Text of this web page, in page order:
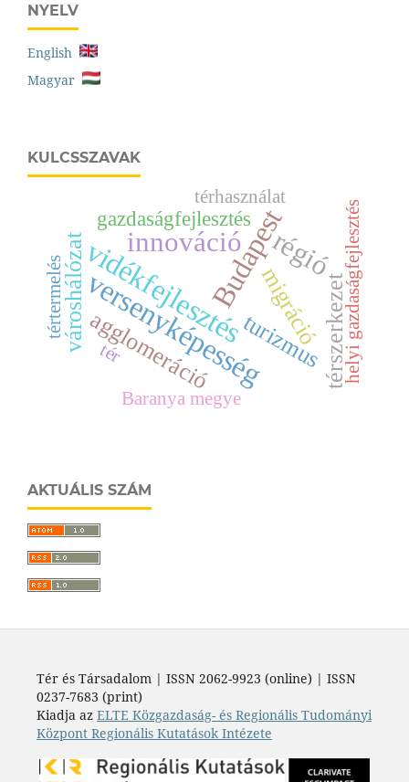
NYELV
English
Magyar
KULCSSZAVAK
vidékfejlesztés
versenyképesség
Budapest
innováció régió
városhálózat migráció
agglomeráció turizmustérszerkezet
gazdaságfejlesztés
Baranya megye
helyi gazdaságfejlesztés
térhasználat
tér
tértermelés
AKTUÁLIS SZÁM
Tér és Társadalom | ISSN 2062-9923 (online) | ISSN
0237-7683 (print)
Kiadja az ELTE Közgazdaság- és Regionális Tudományi
Központ Regionális Kutatások Intézete